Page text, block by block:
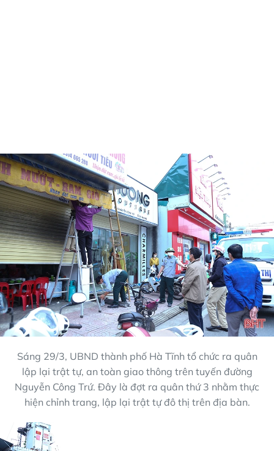
Sáng 29/3, UBND thành phố Hà Tĩnh tổ chức ra quân
lập lại trật tự, an toàn giao thông trên tuyến đường
Nguyễn Công Trứ. Đây là đợt ra quân thứ 3 nhằm thực
hiện chỉnh trang, lập lại trật tự đô thị trên địa bàn.